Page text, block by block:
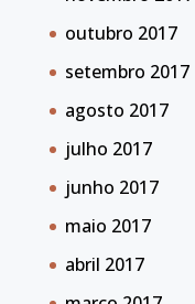
outubro 2017
setembro 2017
agosto 2017
julho 2017
junho 2017
maio 2017
abril 2017